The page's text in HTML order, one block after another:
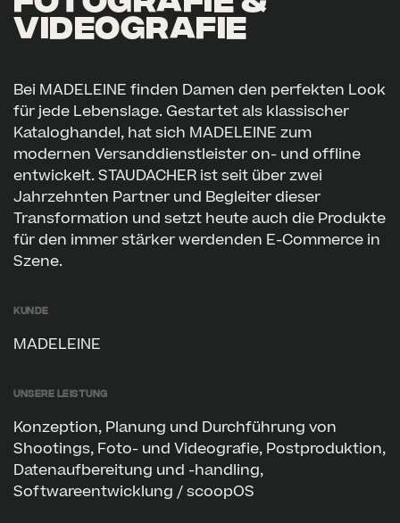
VIDEOGRAFIE
Bei MADELEINE finden Damen den perfekten Look
für jede Lebenslage. Gestartet als klassischer
Kataloghandel, hat sich MADELEINE zum
modernen Versanddienstleister on- und offline
entwickelt. STAUDACHER ist seit über zwei
Jahrzehnten Partner und Begleiter dieser
Transformation und setzt heute auch die Produkte
für den immer stärker werdenden E-Commerce in
Szene.
Kunde
MADELEINE
Unsere Leistung
Konzeption, Planung und Durchführung von
Shootings, Foto- und Videografie, Postproduktion,
Datenaufbereitung und -handling,
Softwareentwicklung / scoopOS